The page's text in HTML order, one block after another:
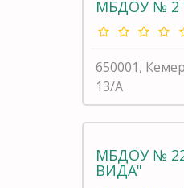
МБДОУ № 2
650001,
13/А
МБДОУ №
ВИДА"